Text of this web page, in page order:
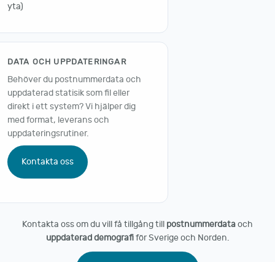
yta)
DATA OCH UPPDATERINGAR
Behöver du postnummerdata och
uppdaterad statisik som fil eller
direkt i ett system? Vi hjälper dig
med format, leverans och
uppdateringsrutiner.
Kontakta oss
Kontakta oss om du vill få tillgång till postnummerdataoch
uppdaterad demografiför Sverige och Norden.